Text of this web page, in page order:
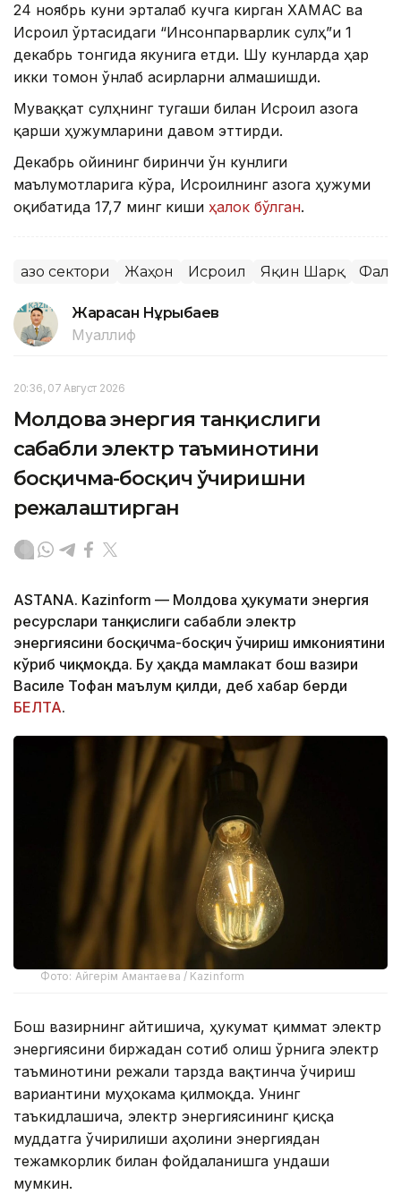
24 ноябрь куни эрталаб кучга кирган ХАМАС ва
Исроил ўртасидаги “Инсонпарварлик сулҳ”и 1
декабрь тонгида якунига етди. Шу кунларда ҳар
икки томон ўнлаб асирларни алмашишди.
Муваққат сулҳнинг тугаши билан Исроил Ғазога
қарши ҳужумларини давом эттирди.
Декабрь ойининг биринчи ўн кунлиги
маълумотларига кўра, Исроилнинг Ғазога ҳужуми
оқибатида 17,7 минг киши ҳалок бўлган.
Ғазо сектори Жаҳон Исроил Яқин Шарқ
Жарасқан Нұрыбаев
Муаллиф
20:36, 07 Август 2026
Молдова энергия танқислиги
сабабли электр таъминотини
босқичма-босқич ўчиришни
режалаштирган
ASTANA. Kazinform — Молдова ҳукумати энергия
ресурслари танқислиги сабабли электр
энергиясини босқичма-босқич ўчириш имкониятини
кўриб чиқмоқда. Бу ҳақда мамлакат бош вазири
Василе Тофан маълум қилди, деб хабар берди
БЕЛТА.
Фото: Айгерім Амантаева / Kazinform
Бош вазирнинг айтишича, ҳукумат қиммат электр
энергиясини биржадан сотиб олиш ўрнига электр
таъминотини режали тарзда вақтинча ўчириш
вариантини муҳокама қилмоқда. Унинг
таъкидлашича, электр энергиясининг қисқа
муддатга ўчирилиши аҳолини энергиядан
тежамкорлик билан фойдаланишга ундаши
мумкин.